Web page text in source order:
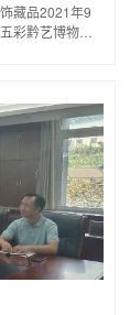
藏品2021年9
彩黔艺博物馆